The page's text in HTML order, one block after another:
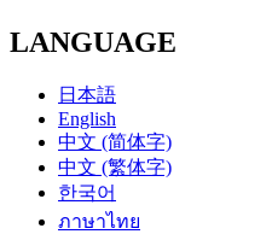
LANGUAGE
日本語
English
中文 (简体字)
中文 (繁体字)
한국어
ภาษาไทย